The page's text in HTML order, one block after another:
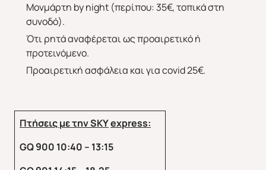
Μονμάρτη by night (περίπου: 35€, τοπικά στη
συνοδό).
Ότι ρητά αναφέρεται ως προαιρετικό ή
προτεινόμενο.
Προαιρετική ασφάλεια και για covid 25€.
Πτήσεις με τηνSKYexpress:
GQ 900 10:40 – 13:15